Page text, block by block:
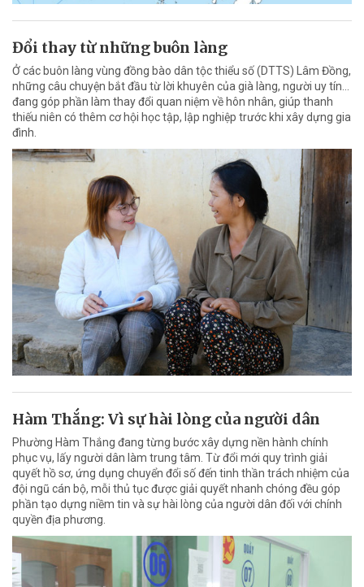
Đổi thay từ những buôn làng
Ở các buôn làng vùng đồng bào dân tộc thiểu số (DTTS) Lâm Đồng,
những câu chuyện bắt đầu từ lời khuyên của già làng, người uy tín…
đang góp phần làm thay đổi quan niệm về hôn nhân, giúp thanh
thiếu niên có thêm cơ hội học tập, lập nghiệp trước khi xây dựng gia
đình.
Hàm Thắng: Vì sự hài lòng của người dân
Phường Hàm Thắng đang từng bước xây dựng nền hành chính
phục vụ, lấy người dân làm trung tâm. Từ đổi mới quy trình giải
quyết hồ sơ, ứng dụng chuyển đổi số đến tinh thần trách nhiệm của
đội ngũ cán bộ, mỗi thủ tục được giải quyết nhanh chóng đều góp
phần tạo dựng niềm tin và sự hài lòng của người dân đối với chính
quyền địa phương.